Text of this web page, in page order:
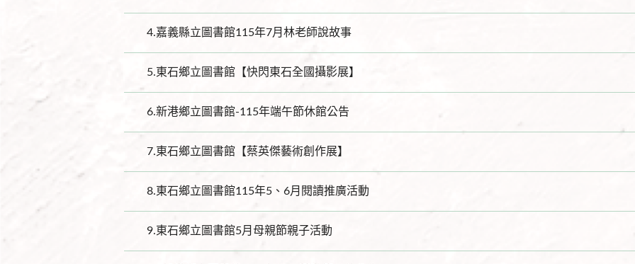
4.嘉義縣立圖書館115年7月林老師說故事
5.東石鄉立圖書館【快閃東石全國攝影展】
6.新港鄉立圖書館-115年端午節休館公告
7.東石鄉立圖書館【蔡英傑藝術創作展】
8.東石鄉立圖書館115年5、6月閱讀推廣活動
9.東石鄉立圖書館5月母親節親子活動